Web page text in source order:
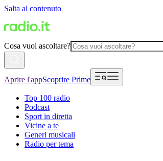
Salta al contenuto
Cosa vuoi ascoltare?
Aprire l'appScoprire Prime
Top 100 radio
Podcast
Sport in diretta
Vicine a te
Generi musicali
Radio per tema